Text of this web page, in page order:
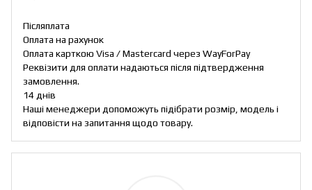
Післяплата
Оплата на рахунок
Оплата карткою Visa / Mastercard через WayForPay
Реквізити для оплати надаються після підтвердження
замовлення.
14 днів
Наші менеджери допоможуть підібрати розмір, модель і
відповісти на запитання щодо товару.